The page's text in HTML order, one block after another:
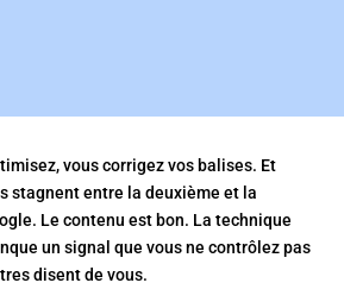
vous corrigez vos balises. Et
stagnent entre la deuxième et la
Le contenu est bon. La technique
un signal que vous ne contrôlez pas
disent de vous.